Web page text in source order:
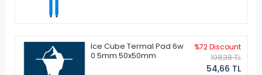
Ice Cube Termal Pad 6w
0.5mm 50x50mm
%72 Discount
198,38 TL
54,66 TL